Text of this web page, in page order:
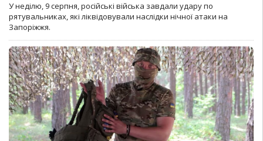
У неділю, 9 серпня, російські війська завдали удару по
рятувальниках, які ліквідовували наслідки нічної атаки на
Запоріжжя.